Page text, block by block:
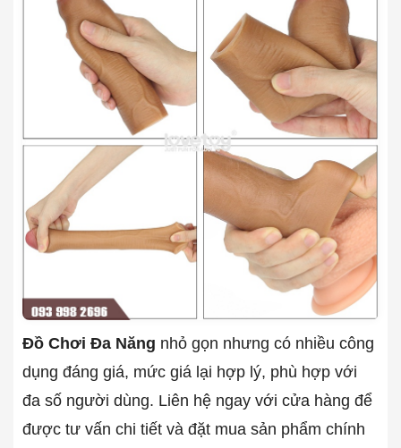
Đồ Chơi Đa Năng nhỏ gọn nhưng có nhiều công
dụng đáng giá, mức giá lại hợp lý, phù hợp với
đa số người dùng. Liên hệ ngay với cửa hàng để
được tư vấn chi tiết và đặt mua sản phẩm chính